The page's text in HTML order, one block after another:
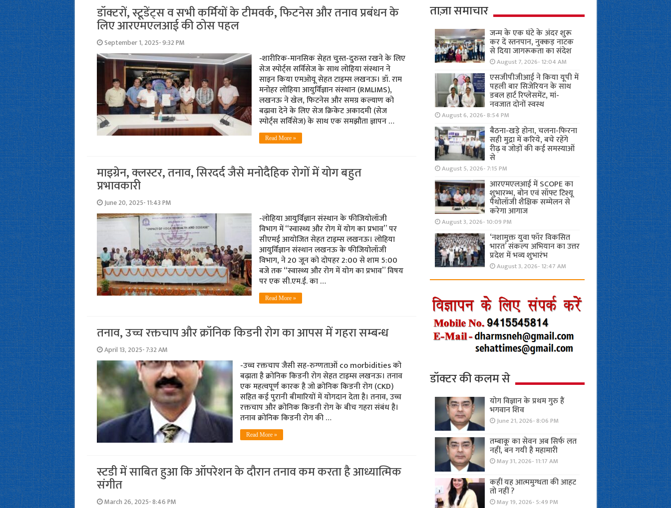
डॉक्टरों, स्टूडेंट्स व सभी कर्मियों के टीमवर्क, फिटनेस और तनाव प्रबंधन के
लिए आरएमएलआई की ठोस पहल
September 1, 2025- 9:32 PM
-शारीरिक-मानसिक सेहत चुस्त-दुरुस्त रखने के लिए
सेज स्पोर्ट्स सर्विसेज के साथ लोहिया संस्थान ने
साइन किया एमओयू सेहत टाइम्स लखनऊ। डॉ. राम
मनोहर लोहिया आयुर्विज्ञान संस्थान (RMLIMS),
लखनऊ ने खेल, फिटनेस और समग्र कल्याण को
बढ़ावा देने के लिए सेज क्रिकेट अकादमी (सेज
स्पोर्ट्स सर्विसेज) के साथ एक समझौता ज्ञापन …
Read More »
माइग्रेन, क्लस्टर, तनाव, सिरदर्द जैसे मनोदैहिक रोगों में योग बहुत
प्रभावकारी
June 20, 2025- 11:43 PM
-लोहिया आयुर्विज्ञान संस्थान के फीजियोलॉजी
विभाग में “स्वास्थ्य और रोग में योग का प्रभाव” पर
सीएमई आयोजित सेहत टाइम्स लखनऊ। लोहिया
आयुर्विज्ञान संस्थान लखनऊ के फीजियोलॉजी
विभाग, ने 20 जून को दोपहर 2:00 से शाम 5:00
बजे तक “स्वास्थ्य और रोग में योग का प्रभाव” विषय
पर एक सी.एम.ई. का …
Read More »
तनाव, उच्च रक्तचाप और क्रॉनिक किडनी रोग का आपस में गहरा सम्बन्ध
April 13, 2025- 7:32 AM
-उच्च रक्तचाप जैसी सह-रुग्णताओं co morbidities को
बढ़ाता है क्रोनिक किडनी रोग सेहत टाइम्स लखनऊ। तनाव
एक महत्वपूर्ण कारक है जो क्रोनिक किडनी रोग (CKD)
सहित कई पुरानी बीमारियों में योगदान देता है। तनाव, उच्च
रक्तचाप और क्रोनिक किडनी रोग के बीच गहरा संबंध है।
तनाव क्रोनिक किडनी रोग की …
Read More »
स्टडी में साबित हुआ कि ऑपरेशन के दौरान तनाव कम करता है आध्यात्मिक
संगीत
March 26, 2025- 8:46 PM
ताज़ा समाचार
जन्म के एक घंटे के अंदर शुरू
कर दें स्तनपान, नुक्कड़ नाटक
से दिया जागरूकता का संदेश
August 7, 2026- 12:04 AM
एसजीपीजीआई ने किया यूपी में
पहली बार सिजेरियन के साथ
डबल हार्ट रिप्लेसमेंट, मां-
नवजात दोनों स्वस्थ
August 6, 2026- 8:54 PM
बैठना-खड़े होना, चलना-फिरना
सही मुद्रा में करिये, बचे रहेंगे
रीढ़ व जोड़ों की कई समस्याओं
से
August 5, 2026- 7:15 PM
आरएमएलआई में SCOPE का
शुभारम्भ, बोन एवं सॉफ्ट टिश्यू
पैथोलॉजी शैक्षिक सम्मेलन से
करेगा आगाज
August 3, 2026- 10:09 PM
‘नशामुक्त युवा फॉर विकसित
भारत’ संकल्प अभियान का उत्तर
प्रदेश में भव्य शुभारंभ
August 3, 2026- 12:47 AM
डॉक्टर की कलम से
योग विज्ञान के प्रथम गुरु हैं
भगवान शिव
June 21, 2026- 8:06 PM
तम्बाकू का सेवन अब सिर्फ लत
नहीं, बन गयी है महामारी
May 31, 2026- 11:17 AM
कहीं यह आत्ममुग्धता की आहट
तो नहीं ?
May 19, 2026- 5:49 PM